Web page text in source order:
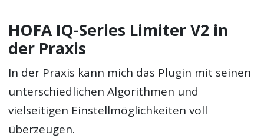
HOFA IQ-Series Limiter V2 in
der Praxis
In der Praxis kann mich das Plugin mit seinen
unterschiedlichen Algorithmen und
vielseitigen Einstellmöglichkeiten voll
überzeugen.